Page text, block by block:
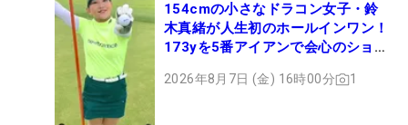
154cmの小さなドラコン女子・鈴
木真緒が人生初のホールインワン！
173yを5番アイアンで会心のショッ
2026年8月7日 (金) 16時00分 1